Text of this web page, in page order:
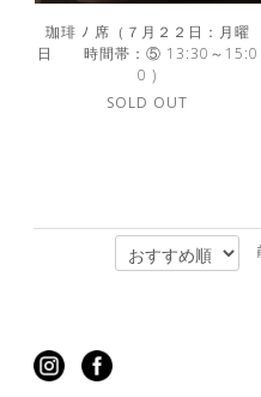
珈琲 ﾉ 席（７月２２日：月曜
日 時間帯：⑤ 13:30～15:0
0 )
SOLD OUT